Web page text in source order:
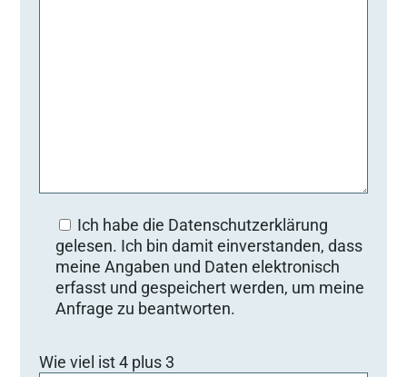
Ich habe die Datenschutzerklärung
gelesen. Ich bin damit einverstanden, dass
meine Angaben und Daten elektronisch
erfasst und gespeichert werden, um meine
Anfrage zu beantworten.
Wie viel ist 4 plus 3